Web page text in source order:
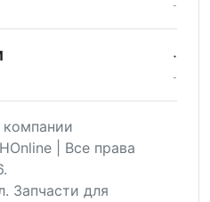
компании
| Все права
Запчасти для